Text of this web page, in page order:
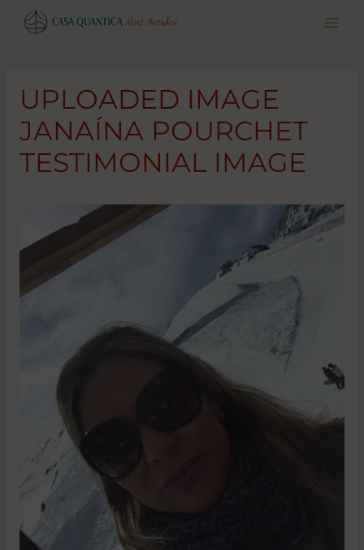
Pular
para
UPLOADED IMAGE
JANAÍNA POURCHET
TESTIMONIAL IMAGE